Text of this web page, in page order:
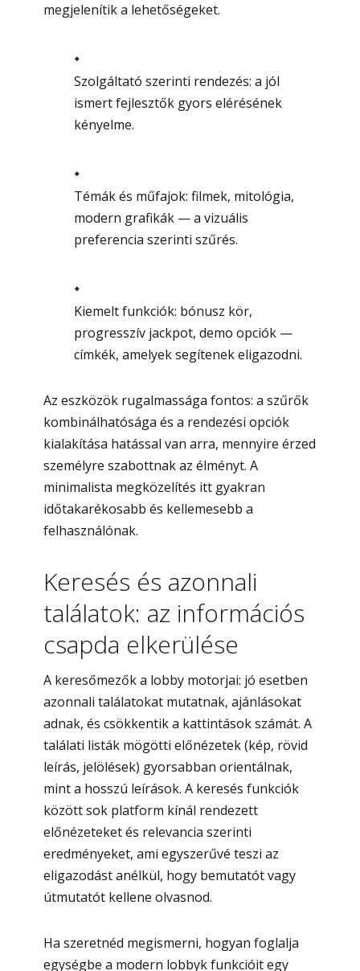
megjelenítik a lehetőségeket.
Szolgáltató szerinti rendezés: a jól
ismert fejlesztők gyors elérésének
kényelme.
Témák és műfajok: filmek, mitológia,
modern grafikák — a vizuális
preferencia szerinti szűrés.
Kiemelt funkciók: bónusz kör,
progresszív jackpot, demo opciók —
címkék, amelyek segítenek eligazodni.
Az eszközök rugalmassága fontos: a szűrők
kombinálhatósága és a rendezési opciók
kialakítása hatással van arra, mennyire érzed
személyre szabottnak az élményt. A
minimalista megközelítés itt gyakran
időtakarékosabb és kellemesebb a
felhasználónak.
Keresés és azonnali
találatok: az információs
csapda elkerülése
A keresőmezők a lobby motorjai: jó esetben
azonnali találatokat mutatnak, ajánlásokat
adnak, és csökkentik a kattintások számát. A
találati listák mögötti előnézetek (kép, rövid
leírás, jelölések) gyorsabban orientálnak,
mint a hosszú leírások. A keresés funkciók
között sok platform kínál rendezett
előnézeteket és relevancia szerinti
eredményeket, ami egyszerűvé teszi az
eligazodást anélkül, hogy bemutatót vagy
útmutatót kellene olvasnod.
Ha szeretnéd megismerni, hogyan foglalja
egységbe a modern lobbyk funkcióit egy